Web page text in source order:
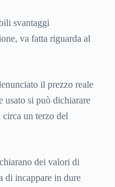
svantaggi
va fatta riguarda al
il prezzo reale
usato si può dichiarare
circa un terzo del
dei valori di
di incappare in dure